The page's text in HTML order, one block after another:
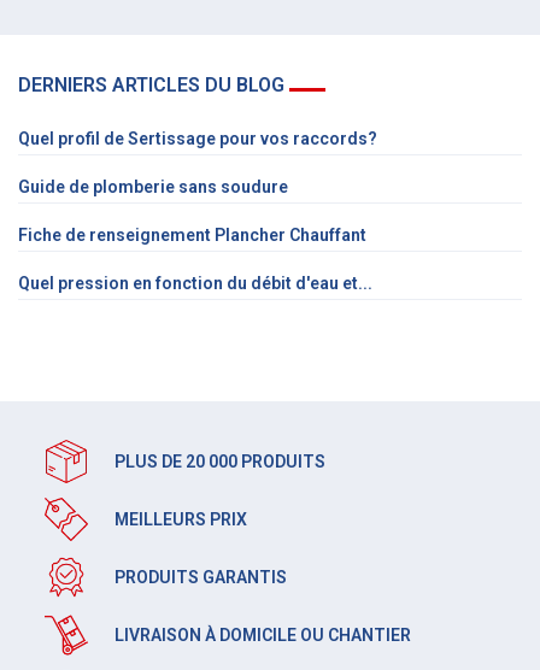
DERNIERS ARTICLES DU BLOG
Quel profil de Sertissage pour vos raccords?
Guide de plomberie sans soudure
Fiche de renseignement Plancher Chauffant
Quel pression en fonction du débit d'eau et...
PLUS DE 20 000 PRODUITS
MEILLEURS PRIX
PRODUITS GARANTIS
LIVRAISON À DOMICILE OU CHANTIER